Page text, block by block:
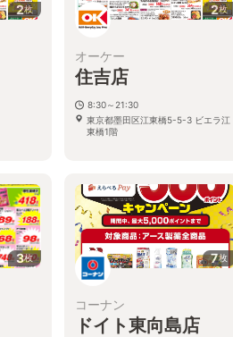
2枚 2枚
オーケー
住吉店
8:30～21:30
東京都墨田区江東橋5-5-3 ビエラ江
東橋1階
3枚 7枚
コーナン
ドイト東向島店